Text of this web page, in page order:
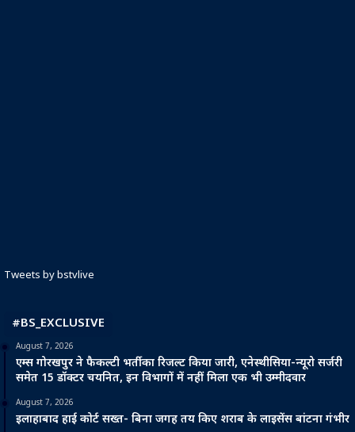
Tweets by bstvlive
#BS_EXCLUSIVE
August 7, 2026
एम्स गोरखपुर ने फैकल्टी भर्ती का रिजल्ट किया जारी, एनेस्थीसिया-न्यूरो सर्जरी
समेत 15 डॉक्टर चयनित, इन विभागों में नहीं मिला एक भी उम्मीदवार
August 7, 2026
इलाहाबाद हाई कोर्ट सख्त- बिना जगह तय किए शराब के लाइसेंस बांटना गंभीर